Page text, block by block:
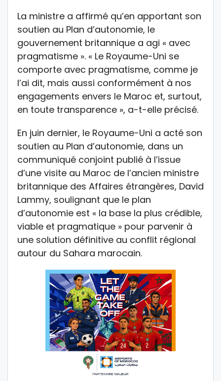
La ministre a affirmé qu’en apportant son
soutien au Plan d’autonomie, le
gouvernement britannique a agi « avec
pragmatisme ». « Le Royaume-Uni se
comporte avec pragmatisme, comme je
l’ai dit, mais aussi conformément à nos
engagements envers le Maroc et, surtout,
en toute transparence », a-t-elle précisé.
En juin dernier, le Royaume-Uni a acté son
soutien au Plan d’autonomie, dans un
communiqué conjoint publié à l’issue
d’une visite au Maroc de l’ancien ministre
britannique des Affaires étrangères, David
Lammy, soulignant que le plan
d’autonomie est « la base la plus crédible,
viable et pragmatique » pour parvenir à
une solution définitive au conflit régional
autour du Sahara marocain.